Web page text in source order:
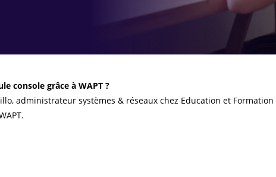
console grâce à WAPT ?
administrateur systèmes & réseaux chez Education et Formation